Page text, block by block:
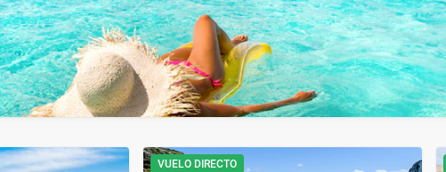
VUELO DIRECTO